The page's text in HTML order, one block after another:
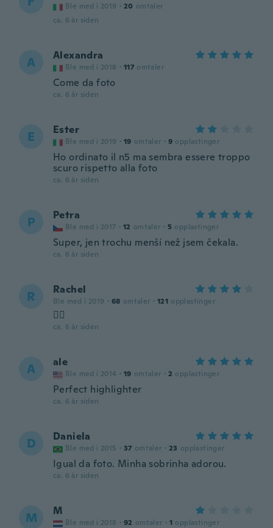
Ble med i 2019 · 20 omtaler
ca. 6 år siden
A Alexandra
Ble med i 2018 · 117 omtaler
Come da foto
ca. 6 år siden
E Ester
Ble med i 2019 · 19 omtaler · 9 opplastinger
Ho ordinato il n5 ma sembra essere troppo
scuro rispetto alla foto
ca. 6 år siden
P Petra
Ble med i 2017 · 12 omtaler · 5 opplastinger
Super, jen trochu menší než jsem čekala.
ca. 6 år siden
R Rachel
Ble med i 2019 · 68 omtaler · 121 opplastinger
👍🏻
ca. 6 år siden
A ale
Ble med i 2014 · 19 omtaler · 2 opplastinger
Perfect highlighter
ca. 6 år siden
D Daniela
Ble med i 2015 · 37 omtaler · 23 opplastinger
Igual da foto. Minha sobrinha adorou.
ca. 6 år siden
M M
Ble med i 2018 · 92 omtaler · 1 opplastinger